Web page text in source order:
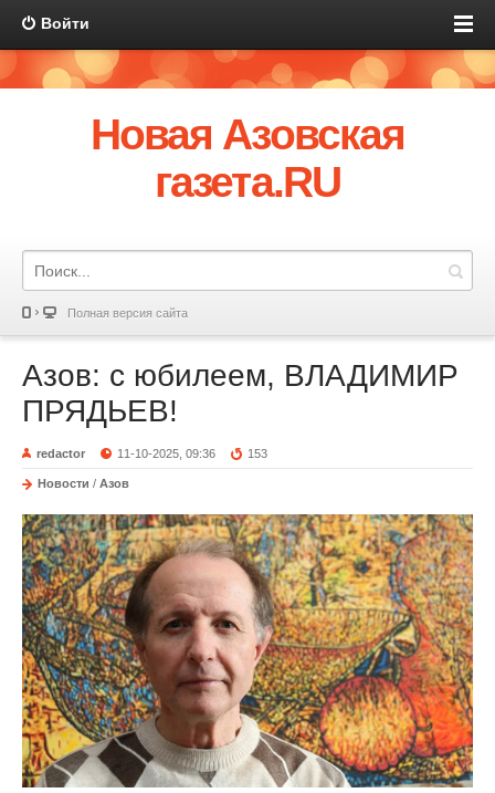
Войти
Новая Азовская
газета.RU
Полная версия сайта
Азов: с юбилеем, ВЛАДИМИР
ПРЯДЬЕВ!
redactor 11-10-2025, 09:36 153
Новости / Азов